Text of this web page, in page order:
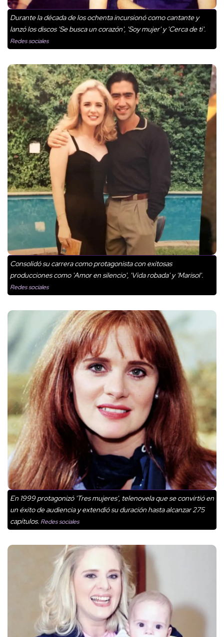
Durante la década de los ochenta incursionó como cantante y
lanzó los discos 'Se busca un corazón', 'Soy mujer' y 'Cerca de ti'.
Redes sociales
Consolidó su carrera como protagonista con exitosas
producciones como 'Amor en silencio', 'Vida robada' y 'Marisol'.
Redes sociales
En 1999 protagonizó 'Tres mujeres', telenovela que se convirtió en
un éxito de audiencia y extendió su duración hasta alcanzar 275
capítulos. Redes sociales